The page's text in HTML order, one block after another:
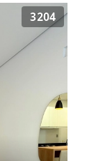
3204